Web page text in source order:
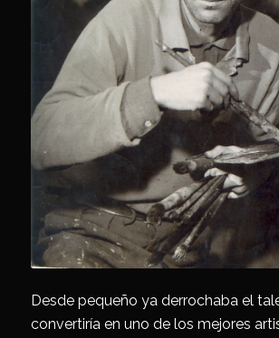
Desde pequeño ya derrochaba el
convertiría en uno de los mejores